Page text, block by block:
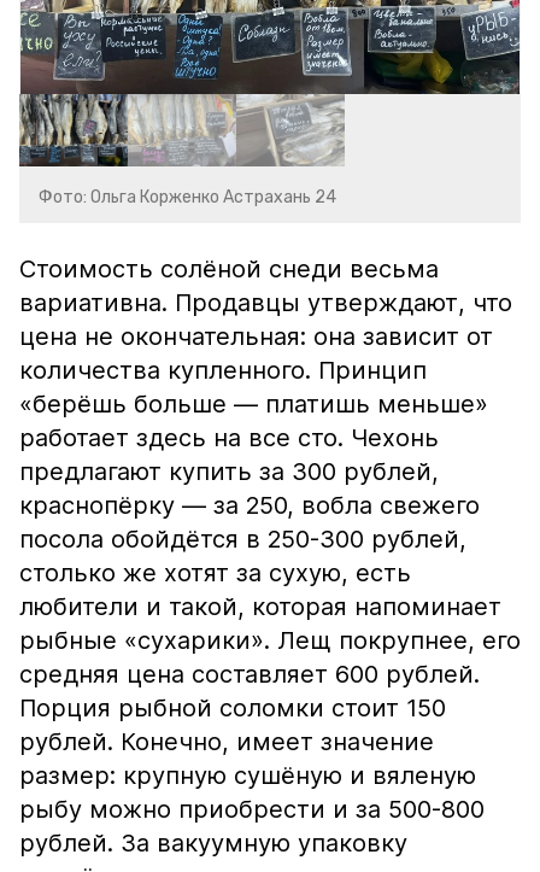
Фото: Ольга Корженко Астрахань 24
Стоимость солёной снеди весьма
вариативна. Продавцы утверждают, что
цена не окончательная: она зависит от
количества купленного. Принцип
«берёшь больше — платишь меньше»
работает здесь на все сто. Чехонь
предлагают купить за 300 рублей,
краснопёрку — за 250, вобла свежего
посола обойдётся в 250-300 рублей,
столько же хотят за сухую, есть
любители и такой, которая напоминает
рыбные «сухарики». Лещ покрупнее, его
средняя цена составляет 600 рублей.
Порция рыбной соломки стоит 150
рублей. Конечно, имеет значение
размер: крупную сушёную и вяленую
рыбу можно приобрести и за 500-800
рублей. За вакуумную упаковку